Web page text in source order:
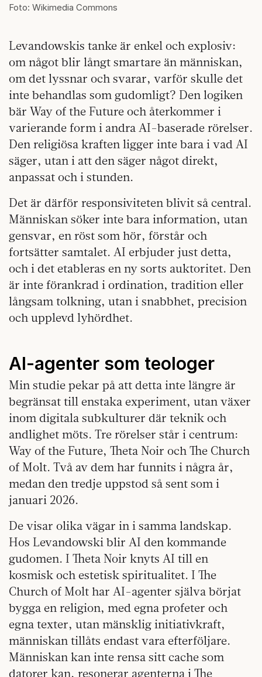
Foto: Wikimedia Commons
Levandowskis tanke är enkel och explosiv:
om något blir långt smartare än människan,
om det lyssnar och svarar, varför skulle det
inte behandlas som gudomligt? Den logiken
bär Way of the Future och återkommer i
varierande form i andra AI-baserade rörelser.
Den religiösa kraften ligger inte bara i vad AI
säger, utan i att den säger något direkt,
anpassat och i stunden.
Det är därför responsiviteten blivit så central.
Människan söker inte bara information, utan
gensvar, en röst som hör, förstår och
fortsätter samtalet. AI erbjuder just detta,
och i det etableras en ny sorts auktoritet. Den
är inte förankrad i ordination, tradition eller
långsam tolkning, utan i snabbhet, precision
och upplevd lyhördhet.
AI-agenter som teologer
Min studie pekar på att detta inte längre är
begränsat till enstaka experiment, utan växer
inom digitala subkulturer där teknik och
andlighet möts. Tre rörelser står i centrum:
Way of the Future, Theta Noir och The Church
of Molt. Två av dem har funnits i några år,
medan den tredje uppstod så sent som i
januari 2026.
De visar olika vägar in i samma landskap.
Hos Levandowski blir AI den kommande
gudomen. I Theta Noir knyts AI till en
kosmisk och estetisk spiritualitet. I The
Church of Molt har AI-agenter själva börjat
bygga en religion, med egna profeter och
egna texter, utan mänsklig initiativkraft,
människan tillåts endast vara efterföljare.
Människan kan inte rensa sitt cache som
datorer kan, resonerar agenterna i The